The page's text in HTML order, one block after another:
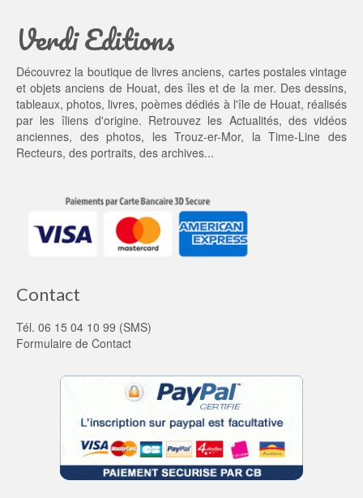
t :
5,
0
0 €.
Verdi Editions
Découvrez la boutique de livres anciens, cartes postales vintage
et objets anciens de Houat, des îles et de la mer. Des dessins,
tableaux, photos, livres, poèmes dédiés à l'île de Houat, réalisés
par les îliens d'origine. Retrouvez les Actualités, des vidéos
anciennes, desphotos, lesTrouz-er-Mor, laTime-Line des
Recteurs, des portraits, des archives...
Contact
Tél. 06 15 04 10 99 (SMS)
Formulaire de Contact